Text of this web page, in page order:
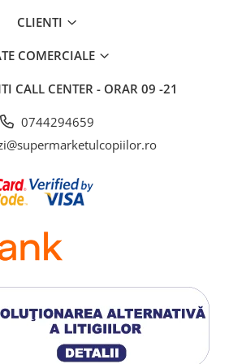
CLIENTI
COMERCIALE
CALL CENTER - ORAR 09 -21
0744294659